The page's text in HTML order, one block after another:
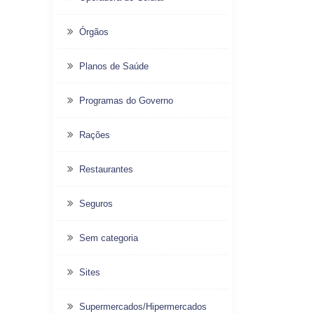
Órgãos
Planos de Saúde
Programas do Governo
Rações
Restaurantes
Seguros
Sem categoria
Sites
Supermercados/Hipermercados